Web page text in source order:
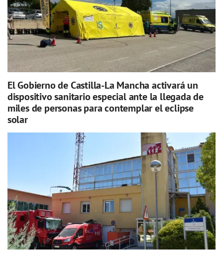
El Gobierno de Castilla-La Mancha activará un
dispositivo sanitario especial ante la llegada de
miles de personas para contemplar el eclipse
solar